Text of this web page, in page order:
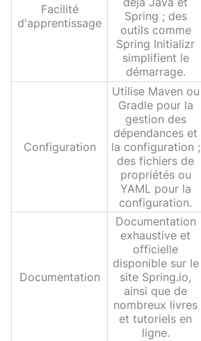
Facilité
d'apprentissage
Spring ; des
outils comme
Spring Initializr
simplifient le
démarrage.
Configuration
Utilise Maven ou
Gradle pour la
gestion des
dépendances et
la configuration ;
des fichiers de
propriétés ou
YAML pour la
configuration.
Documentation
Documentation
exhaustive et
officielle
disponible sur le
site Spring.io,
ainsi que de
nombreux livres
et tutoriels en
ligne.